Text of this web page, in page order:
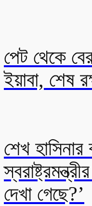
পেট থেকে
ইয়াবা, শেষ
শেখ
দেখা গেছে?’